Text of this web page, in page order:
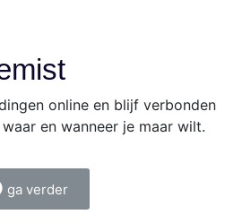
online en blijf verbonden
en wanneer je maar wilt.
ga verder